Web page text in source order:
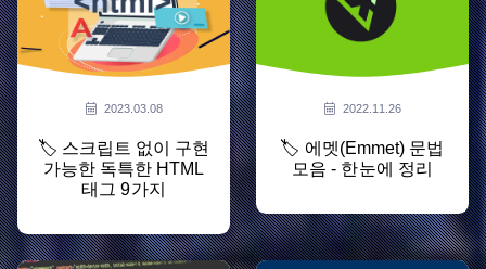
2023.03.08
🏷️ 스크립트 없이 구현
가능한 독특한 HTML
태그 9가지
2022.11.26
🏷️ 에멧(Emmet) 문법
모음 - 한눈에 정리